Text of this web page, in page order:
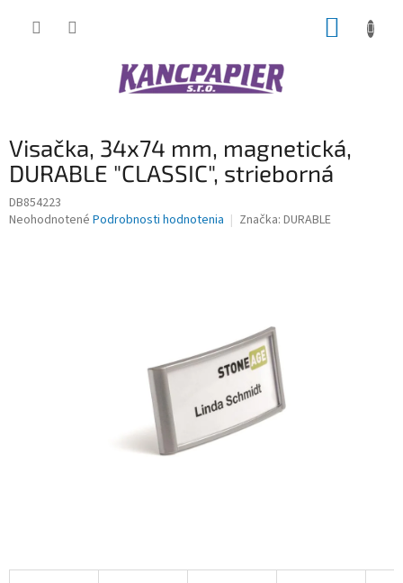
Visačka, 34x74 mm, magnetická,
DURABLE "CLASSIC", strieborná
DB854223
Priemerné
Neohodnotené Podrobnosti hodnotenia Značka: DURABLE